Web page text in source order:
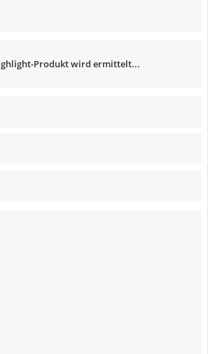
Produkt wird ermittelt...